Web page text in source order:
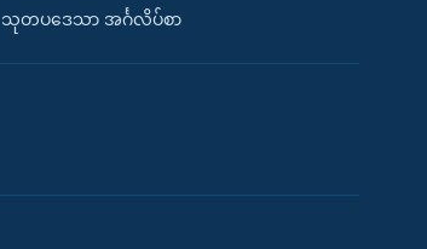
သုတပဒေသာ အင်္ဂလိပ်စာ